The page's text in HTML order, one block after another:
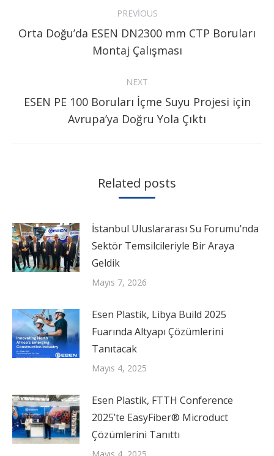
PREVIOUS
Previous
post:
Orta Doğu’da ESEN DN2300 mm CTP Boruları
Montaj Çalışması
NEXT
Next
post:
ESEN PE 100 Boruları İçme Suyu Projesi için
Avrupa’ya Doğru Yola Çıktı
Related posts
İstanbul Uluslararası Su Forumu’nda
Sektör Temsilcileriyle Bir Araya
Geldik
Mayıs 7, 2026
Esen Plastik, Libya Build 2025
Fuarında Altyapı Çözümlerini
Tanıtacak
Mayıs 4, 2025
Esen Plastik, FTTH Conference
2025’te EasyFiber® Microduct
Çözümlerini Tanıttı